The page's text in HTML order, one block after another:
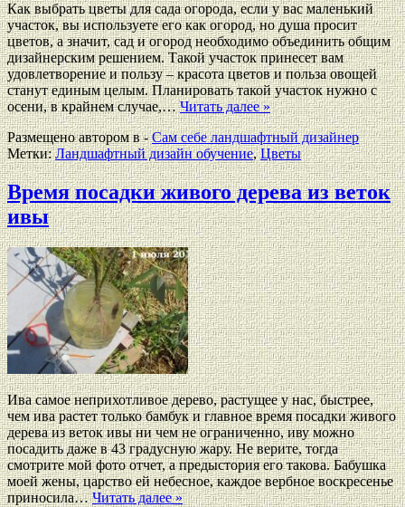
Как выбрать цветы для сада огорода, если у вас маленький
участок, вы используете его как огород, но душа просит
цветов, а значит, сад и огород необходимо объединить общим
дизайнерским решением. Такой участок принесет вам
удовлетворение и пользу – красота цветов и польза овощей
станут единым целым. Планировать такой участок нужно с
осени, в крайнем случае,…Читать далее »
Размещено автором в -Сам себе ландшафтный дизайнер
Метки:Ландшафтный дизайн обучение,Цветы
Время посадки живого дерева из веток
ивы
Ива самое неприхотливое дерево, растущее у нас, быстрее,
чем ива растет только бамбук и главное время посадки живого
дерева из веток ивы ни чем не ограниченно, иву можно
посадить даже в 43 градусную жару. Не верите, тогда
смотрите мой фото отчет, а предыстория его такова. Бабушка
моей жены, царство ей небесное, каждое вербное воскресенье
приносила…Читать далее »